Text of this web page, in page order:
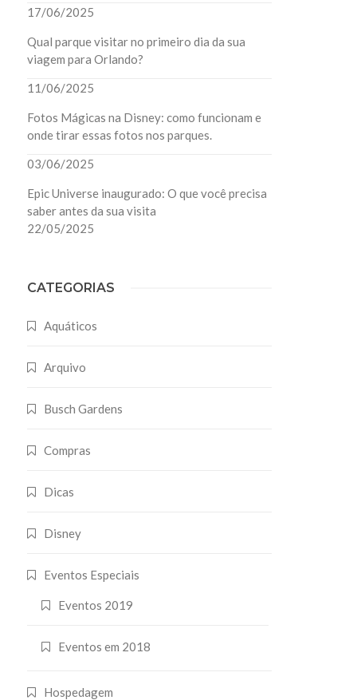
17/06/2025
Qual parque visitar no primeiro dia da sua
viagem para Orlando?
11/06/2025
Fotos Mágicas na Disney: como funcionam e
onde tirar essas fotos nos parques.
03/06/2025
Epic Universe inaugurado: O que você precisa
saber antes da sua visita
22/05/2025
CATEGORIAS
Aquáticos
Arquivo
Busch Gardens
Compras
Dicas
Disney
Eventos Especiais
Eventos 2019
Eventos em 2018
Hospedagem